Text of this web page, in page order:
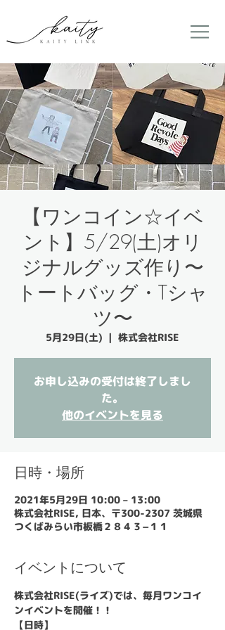
【ワンコイン☆イベ
ント】5/29(土)オリ
ジナルグッズ作り〜
トートバッグ・Tシャ
ツ〜
5月29日(土)
  |
株式会社RISE
お申し込みの受付は終了しまし
た。
他のイベントを見る
日時・場所
2021年5月29日 10:00 – 13:00
株式会社RISE, 日本、〒300-2307 茨城県
つくばみらい市板橋２８４３−１１
イベントについて
株式会社RISE(ライズ)では、毎月ワンコイ
ンイベントを開催！！
【日時】